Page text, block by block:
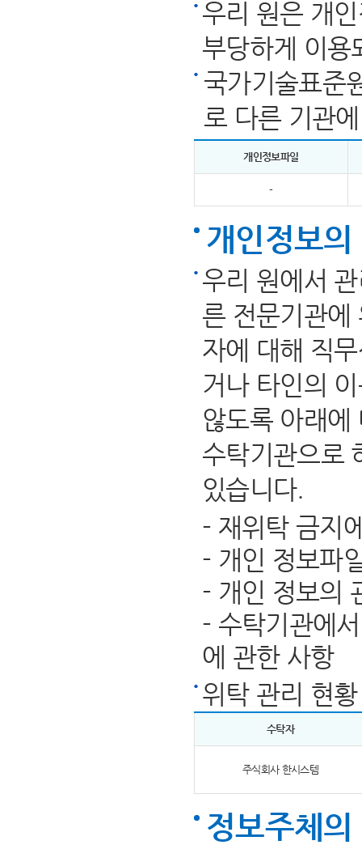
우리 원은 개
부당하게 이용
국가기술표준
로 다른 기관
개인정보파일
-
개인정보
우리 원에서
른 전문기관에
자에 대해 직
거나 타인의
않도록 아래에
수탁기관으로
있습니다.
- 재위탁 금지
- 개인 정보파
- 개인 정보의
- 수탁기관에
에 관한 사항
위탁 관리 현황
수탁자
주식회사 한시스템
정보주체의